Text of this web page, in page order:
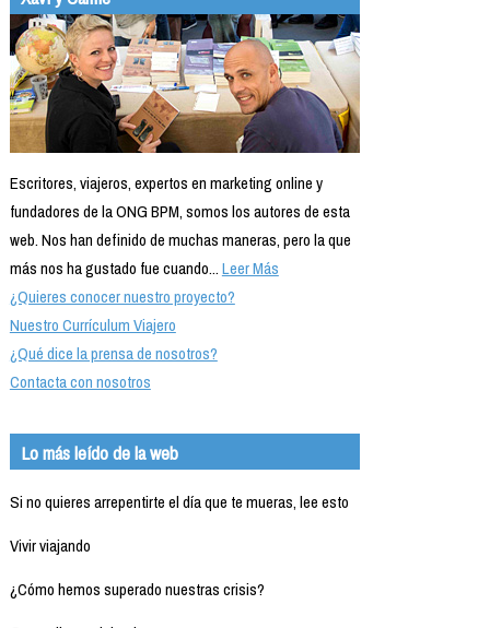
Escritores, viajeros, expertos en marketing online y
fundadores de la ONG BPM, somos los autores de esta
web. Nos han definido de muchas maneras, pero la que
más nos ha gustado fue cuando...Leer Más
¿Quieres conocer nuestro proyecto?
Nuestro Currículum Viajero
¿Qué dice la prensa de nosotros?
Contacta con nosotros
Lo más leído de la web
Si no quieres arrepentirte el día que te mueras, lee esto
Vivir viajando
¿Cómo hemos superado nuestras crisis?